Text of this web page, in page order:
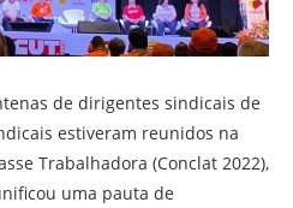
de dirigentes sindicais de
estiveram reunidos na
Trabalhadora (Conclat 2022),
uma pauta de